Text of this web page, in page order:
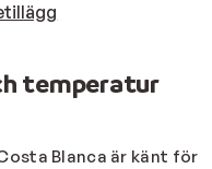
temperatur
Blanca är känt för